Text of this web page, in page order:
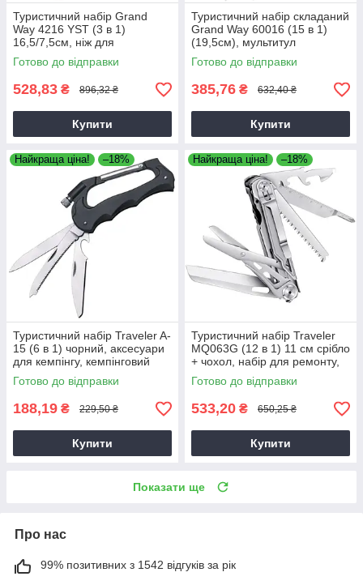
Туристичний набір Grand
Way 4216 YST (3 в 1)
16,5/7,5см, ніж для
полювання, ніж для походів,
ніж для рибалки
Готово до відправки
528,83 ₴ 896,32 ₴
Купити
Туристичний набір складаний
Grand Way 60016 (15 в 1)
(19,5см), мультитул
багатофункціональний
Готово до відправки
385,76 ₴ 632,40 ₴
Купити
Найкраща ціна! –18%
Туристичний набір Traveler A-
15 (6 в 1) чорний, аксесуари
для кемпінгу, кемпінговий
набір
Готово до відправки
188,19 ₴ 229,50 ₴
Купити
Найкраща ціна! –18%
Туристичний набір Traveler
MQ063G (12 в 1) 11 см срібло
+ чохол, набір для ремонту,
мультитул 11 см
Готово до відправки
533,20 ₴ 650,25 ₴
Купити
Показати ще
Про нас
99% позитивних з 1542 відгуків за рік